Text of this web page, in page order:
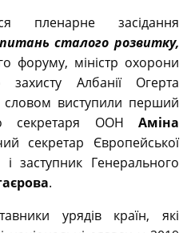
пленарне засідання
сталого розвитку,
форуму, міністр охорони
захисту Албанії Огерта
словом виступили перший
секретаря ООН Аміна
секретар Європейської
заступник Генерального
.
урядів країн, які